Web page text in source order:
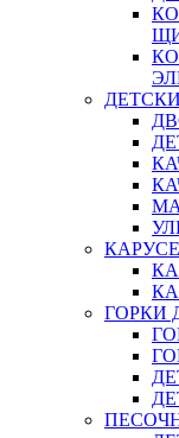
ГОРКИ